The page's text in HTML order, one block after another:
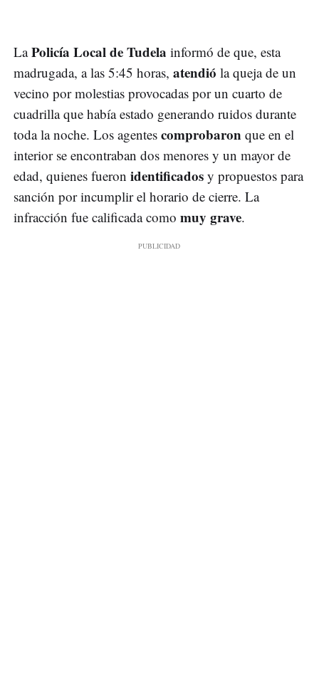
LaPolicía Local de Tudela informó de que, esta
madrugada, a las 5:45 horas, atendió la queja de un
vecino por molestias provocadas por un cuarto de
cuadrilla que había estado generando ruidos durante
toda la noche. Los agentes comprobaron que en el
interior se encontraban dos menores y un mayor de
edad, quienes fueron identificados y propuestos para
sanción por incumplir el horario de cierre. La
infracción fue calificada como muy grave.